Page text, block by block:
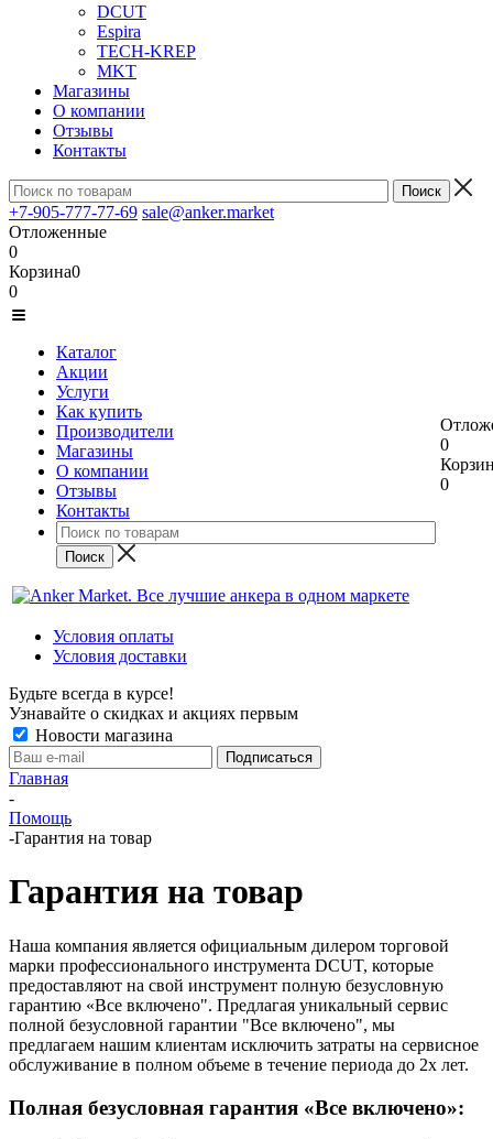
DCUT
Espira
TECH-KREP
MKT
Магазины
О компании
Отзывы
Контакты
+7-905-777-77-69 sale@anker.market
Отложенные
0
Корзина0
0
Каталог
Акции
Услуги
Как купить
Производители
Магазины
О компании
Отзывы
Контакты
0
0
Условия оплаты
Условия доставки
Будьте всегда в курсе!
Узнавайте о скидках и акциях первым
Новости магазина
Главная
-
Помощь
-Гарантия на товар
Гарантия на товар
Наша компания является официальным дилером торговой
марки профессионального инструмента DCUT, которые
предоставляют на свой инструмент полную безусловную
гарантию «Все включено". Предлагая уникальный сервис
полной безусловной гарантии "Все включено", мы
предлагаем нашим клиентам исключить затраты на сервисное
обслуживание в полном объеме в течение периода до 2х лет.
Полная безусловная гарантия «Все включено»: